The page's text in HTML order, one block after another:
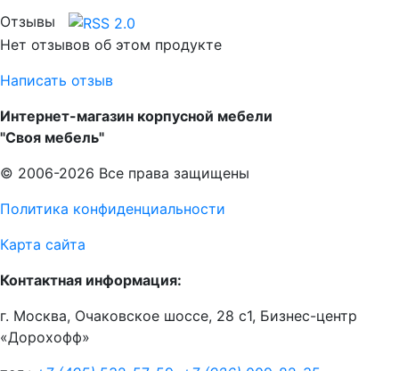
Отзывы
Нет отзывов об этом продукте
Написать отзыв
Интернет-магазин корпусной мебели
"Своя мебель"
© 2006-2026 Все права защищены
Политика конфиденциальности
Карта сайта
Контактная информация:
г. Москва, Очаковское шоссе, 28 с1, Бизнес-центр
«Дорохофф»